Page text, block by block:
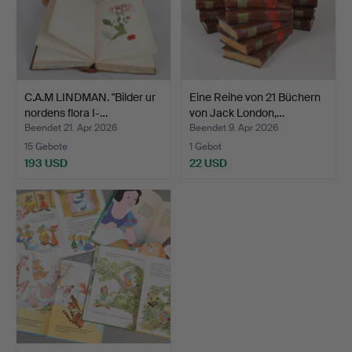
C.A.M LINDMAN. "Bilder ur
nordens flora I-…
Beendet 21. Apr 2026
15 Gebote
193 USD
Eine Reihe von 21 Büchern
von Jack London,…
Beendet 9. Apr 2026
1 Gebot
22 USD